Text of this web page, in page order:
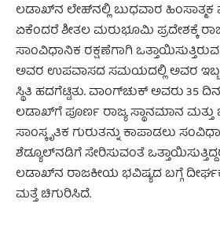
ಲಡಾಖ್‌ನ ಲೇಹ್‌ನಲ್ಲಿ ಬುಧವಾರ ಹಿಂಸಾತ್ಮಕ
ಏಕೆಂದರೆ ಶೀತಲ ಮರುಭೂಮಿ ಪ್ರದೇಶಕ್ಕೆ
ಸಾಂವಿಧಾನಿಕ ರಕ್ಷಣೆಗಾಗಿ
ಅವರ ಉಪವಾಸದ ಸಮಯದಲ್ಲಿ ಅವರ
ಸ್ಥಿತಿ ಹದಗೆಟ್ಟಿತು. ವಾಂಗ್‌ಚುಕ್ ಅವರು 35
ಲಡಾಖ್‌ಗೆ ಪೂರ್ಣ ರಾಜ್ಯ ಸ್ಥಾನಮಾನ
ಸಾಂಸ್ಕೃತಿಕ ಗುರುತನ್ನು ಕಾಪಾಡಲು
ಶೆಡ್ಯೂಲ್‌ನಡಿಗೆ ಸೇರಿಸುವಂತೆ
ಲಡಾಖ್‌ನ ರಾಜಕೀಯ ಭವಿಷ್ಯದ ಬಗ್ಗೆ
ಮತ್ತೆ ಚಿಗುರಿಸಿದೆ.